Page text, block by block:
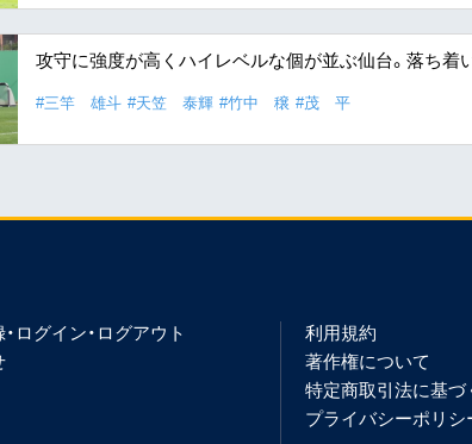
攻守に強度が高くハイレベルな個が並ぶ仙台。落ち着
#三竿 雄斗 #天笠 泰輝 #竹中 穣 #茂 平
ログイン・ログアウト
利用規約
著作権について
特定商取引法に基づ
プライバシーポリシ